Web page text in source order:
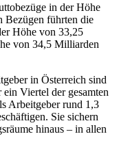
in der Höhe
Bezügen führten die
Höhe von 33,25
von 34,5 Milliarden
in Österreich sind
Viertel der gesamten
Arbeitgeber rund 1,3
Sie sichern
hinaus – in allen